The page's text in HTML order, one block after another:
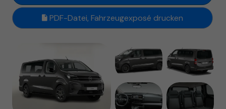
PDF-Datei, Fahrzeugexposé drucken